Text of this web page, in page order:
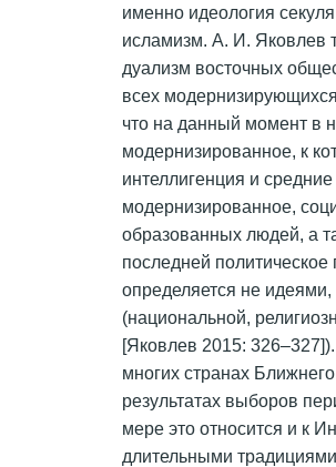
именно идеология
исламизм. А. И. Яковлев
дуализм восточных
всех
что на данный момент в
модернизированное, к
интеллигенция и
модернизированное,
образованных людей, а
последней
определяется не
(национальной,
[Яковлев 2015:
многих странах
результатах выборов
мере это относится и к
длительными